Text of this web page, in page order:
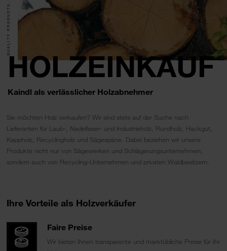
HOLZEINKAUF
Kaindl als verlässlicher Holzabnehmer
QUALITY PRODUCTS.
Sie möchten Holz verkaufen? Wir sind stets auf der Suche nach
Lieferanten für Laub-, Nadelfaser- und Industrieholz, Rundholz, Hackgut,
Kappholz, Recyclingholz und Sägespäne. Dabei beziehen wir unsere
Produkte nicht nur von Sägewerken und Schlägerungsunternehmen,
sondern auch von Recycling-Unternehmen und privaten Waldbesitzern.
Ihre Vorteile als Holzverkäufer
Faire Preise
Wir bieten Ihnen transparente und marktübliche Preise für Ihr